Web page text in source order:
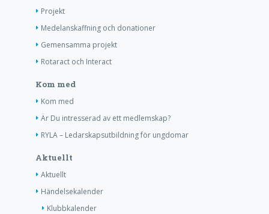
Projekt
Medelanskaffning och donationer
Gemensamma projekt
Rotaract och Interact
Kom med
Kom med
Är Du intresserad av ett medlemskap?
RYLA – Ledarskapsutbildning för ungdomar
Aktuellt
Aktuellt
Händelsekalender
Klubbkalender